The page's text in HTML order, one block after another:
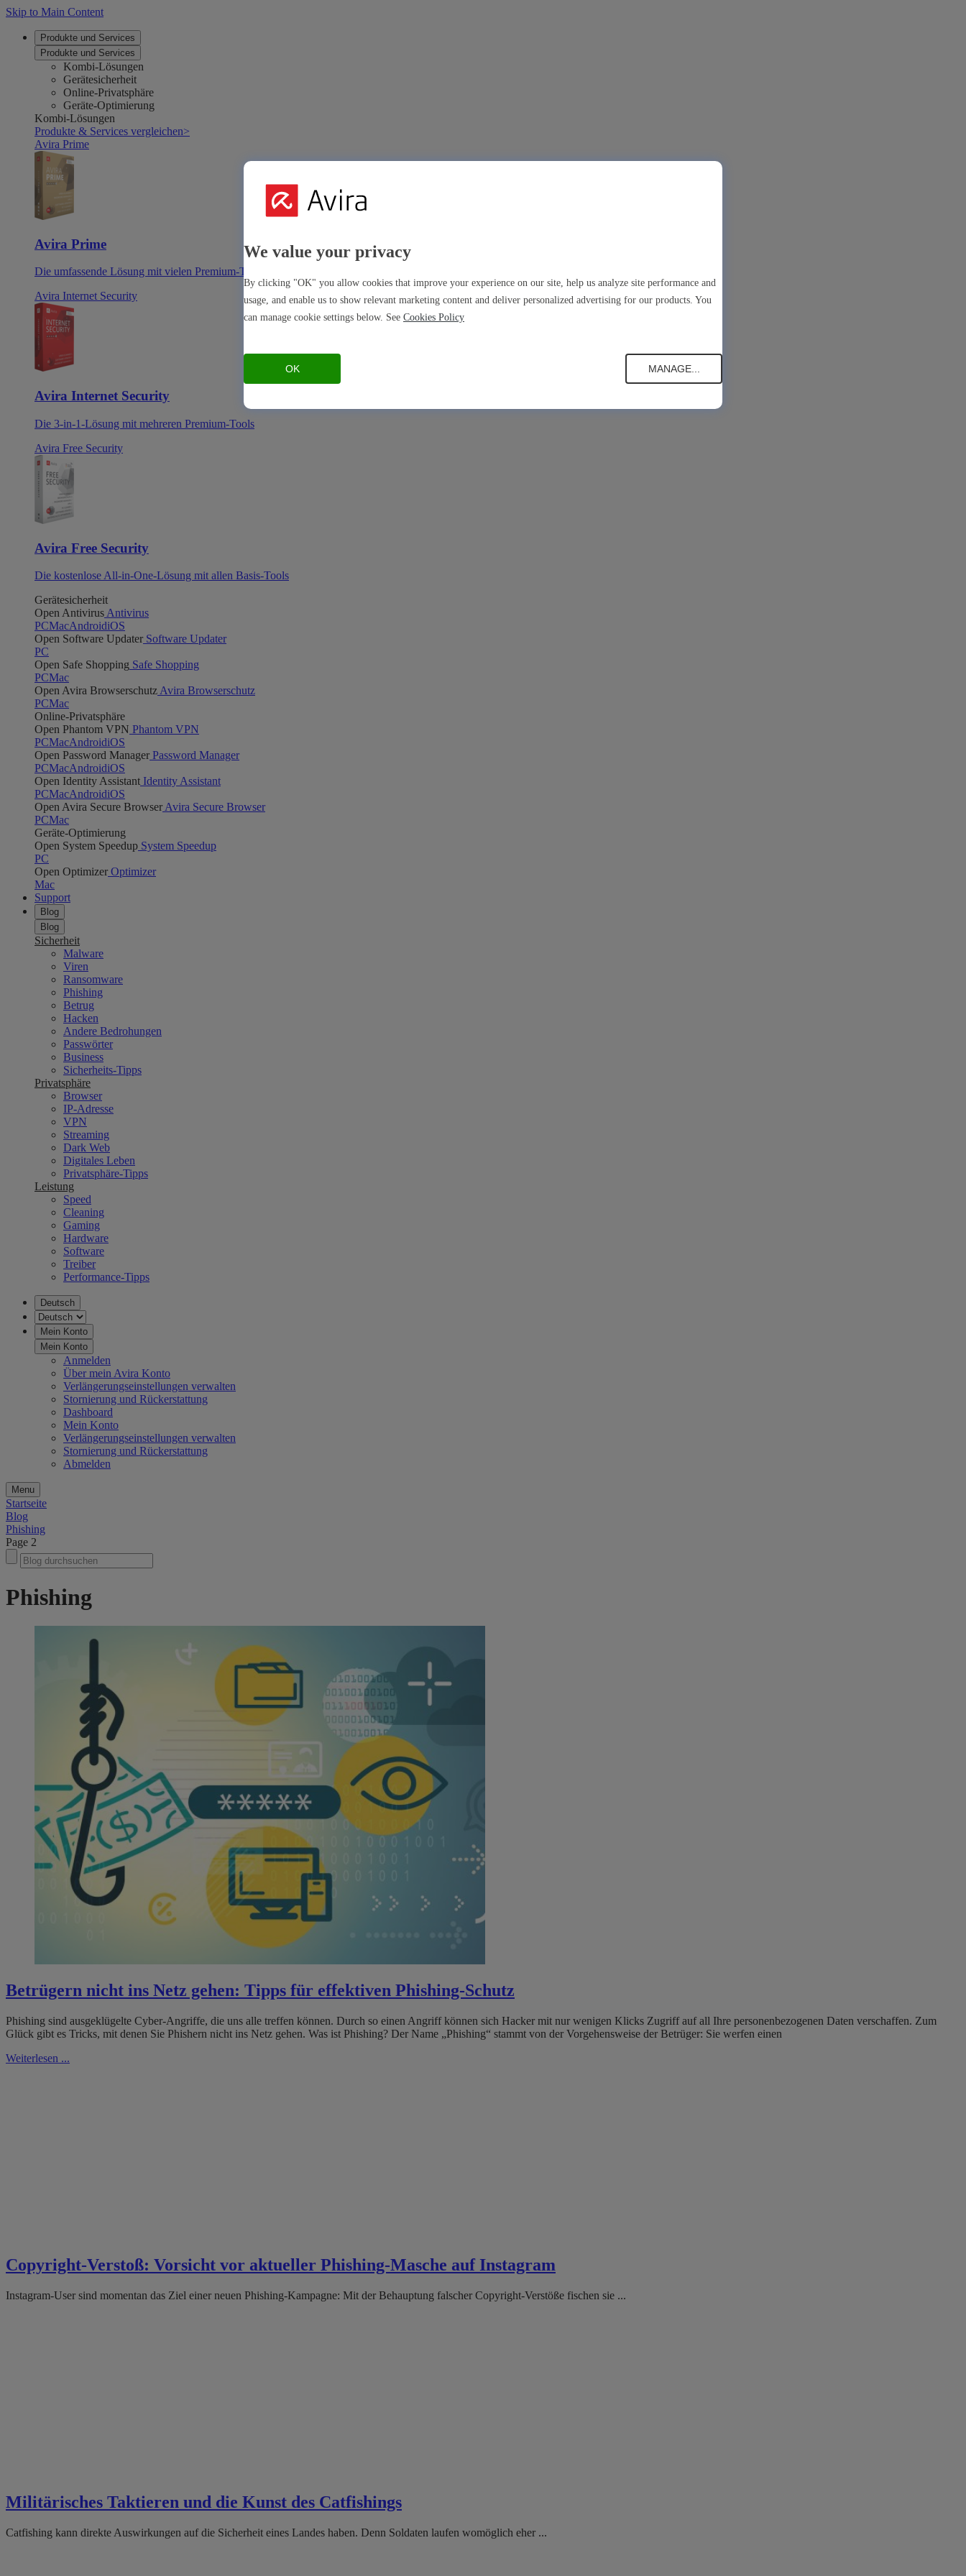
Skip to Main Content
Produkte und Services
Produkte und Services
Kombi-Lösungen
Gerätesicherheit
Online-Privatsphäre
Geräte-Optimierung
Kombi-Lösungen
Produkte & Services vergleichen>
Avira Prime
Avira Prime
Die umfassende Lösung mit vielen Premium-Tools & -Apps
Avira Internet Security
Avira Internet Security
Die 3-in-1-Lösung mit mehreren Premium-Tools
Avira Free Security
Avira Free Security
Die kostenlose All-in-One-Lösung mit allen Basis-Tools
Gerätesicherheit
Open Antivirus Antivirus
PCMacAndroidiOS
Open Software Updater Software Updater
PC
Open Safe Shopping Safe Shopping
PCMac
Open Avira Browserschutz Avira Browserschutz
PCMac
Online-Privatsphäre
Open Phantom VPN Phantom VPN
PCMacAndroidiOS
Open Password Manager Password Manager
PCMacAndroidiOS
Open Identity Assistant Identity Assistant
PCMacAndroidiOS
Open Avira Secure Browser Avira Secure Browser
PCMac
Geräte-Optimierung
Open System Speedup System Speedup
PC
Open Optimizer Optimizer
Mac
Support
Blog
Blog
Sicherheit
Malware
Viren
Ransomware
Phishing
Betrug
Hacken
Andere Bedrohungen
Passwörter
Business
Sicherheits-Tipps
Privatsphäre
Browser
IP-Adresse
VPN
Streaming
Dark Web
Digitales Leben
Privatsphäre-Tipps
Leistung
Speed
Cleaning
Gaming
Hardware
Software
Treiber
Performance-Tipps
Deutsch
Mein Konto
Mein Konto
Anmelden
Über mein Avira Konto
Verlängerungseinstellungen verwalten
Stornierung und Rückerstattung
Dashboard
Mein Konto
Verlängerungseinstellungen verwalten
Stornierung und Rückerstattung
Abmelden
Menu
Startseite
Blog
Phishing
Page 2
Phishing
Betrügern nicht ins Netz gehen: Tipps für effektiven Phishing-Schutz
Phishing sind ausgeklügelte Cyber-Angriffe, die uns alle treffen können. Durch so einen Angriff können sich Hacker mit nur wenigen Klicks Zugriff auf all Ihre personenbezogenen Daten verschaffen. Zum
Glück gibt es Tricks, mit denen Sie Phishern nicht ins Netz gehen. Was ist Phishing? Der Name „Phishing“ stammt von der Vorgehensweise der Betrüger: Sie werfen einen
Weiterlesen ...
Copyright-Verstoß: Vorsicht vor aktueller Phishing-Masche auf Instagram
Instagram-User sind momentan das Ziel einer neuen Phishing-Kampagne: Mit der Behauptung falscher Copyright-Verstöße fischen sie ...
Militärisches Taktieren und die Kunst des Catfishings
Catfishing kann direkte Auswirkungen auf die Sicherheit eines Landes haben. Denn Soldaten laufen womöglich eher ...
We value your privacy
By clicking "OK" you allow cookies that improve your experience on our site, help us analyze site performance and
usage, and enable us to show relevant marketing content and deliver personalized advertising for our products. You
can manage cookie settings below. See Cookies Policy
OK MANAGE...